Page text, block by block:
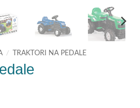
/ TRAKTORI NA PEDALE